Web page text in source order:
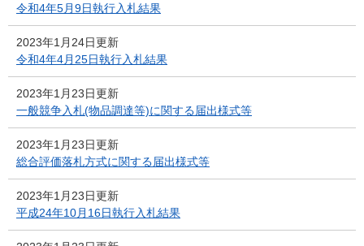
令和4年5月9日執行入札結果
2023年1月24日更新
令和4年4月25日執行入札結果
2023年1月23日更新
一般競争入札(物品調達等)に関する届出様式等
2023年1月23日更新
総合評価落札方式に関する届出様式等
2023年1月23日更新
平成24年10月16日執行入札結果